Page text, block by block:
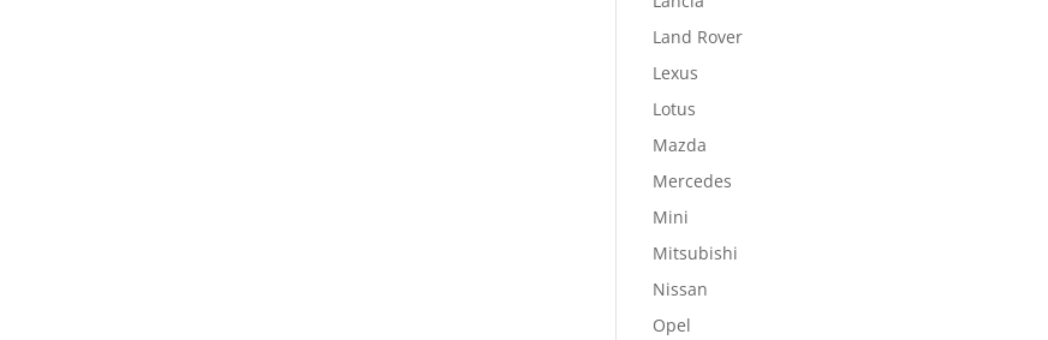
Land Rover
Lexus
Lotus
Mazda
Mercedes
Mini
Mitsubishi
Nissan
Opel